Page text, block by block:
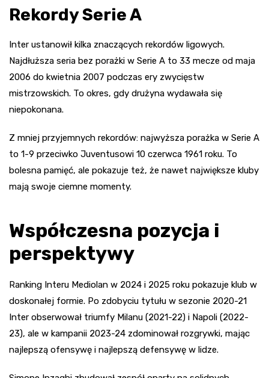
Rekordy Serie A
Inter ustanowił kilka znaczących rekordów ligowych.
Najdłuższa seria bez porażki w Serie A to 33 mecze od maja
2006 do kwietnia 2007 podczas ery zwycięstw
mistrzowskich. To okres, gdy drużyna wydawała się
niepokonana.
Z mniej przyjemnych rekordów: najwyższa porażka w Serie A
to 1-9 przeciwko Juventusowi 10 czerwca 1961 roku. To
bolesna pamięć, ale pokazuje też, że nawet największe kluby
mają swoje ciemne momenty.
Współczesna pozycja i
perspektywy
Ranking Interu Mediolan w 2024 i 2025 roku pokazuje klub w
doskonałej formie. Po zdobyciu tytułu w sezonie 2020-21
Inter obserwował triumfy Milanu (2021-22) i Napoli (2022-
23), ale w kampanii 2023-24 zdominował rozgrywki, mając
najlepszą ofensywę i najlepszą defensywę w lidze.